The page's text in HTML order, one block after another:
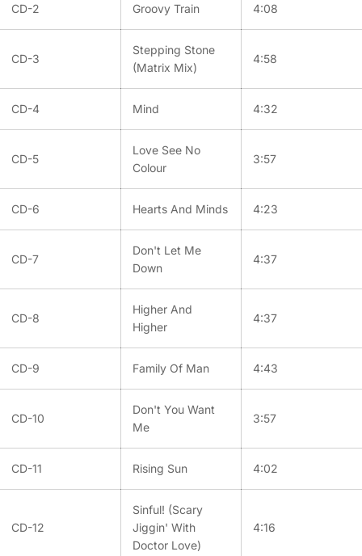
CD-2 Groovy Train 4:08
CD-3
Stepping Stone
(Matrix Mix)
4:58
CD-4 Mind 4:32
CD-5
Love See No
Colour
3:57
CD-6 Hearts And Minds 4:23
CD-7
Don't Let Me
Down
4:37
CD-8
Higher And
Higher
4:37
CD-9 Family Of Man 4:43
CD-10
Don't You Want
Me
3:57
CD-11 Rising Sun 4:02
CD-12
Sinful! (Scary
Jiggin' With
Doctor Love)
4:16